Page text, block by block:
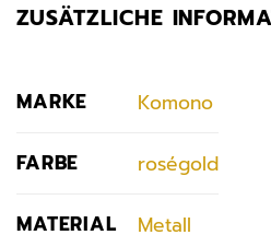
ZUSÄTZLICHE
MARKE Komono
FARBE roségold
MATERIAL Metall